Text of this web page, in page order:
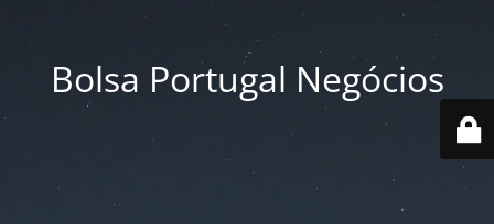
Bolsa Portugal Negócios